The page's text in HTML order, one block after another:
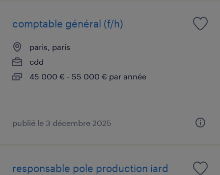
comptable général (f/h)
paris, paris
cdd
45 000 € - 55 000 € par année
publié le 3 décembre 2025
responsable pole production iard